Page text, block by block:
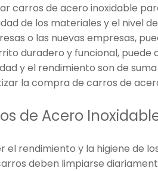
carros de acero inoxidable
de los materiales y el nivel
o las nuevas empresas,
duradero y funcional,
y el rendimiento son de
la compra de carros de
de Acero
rendimiento y la higiene de
deben limpiarse